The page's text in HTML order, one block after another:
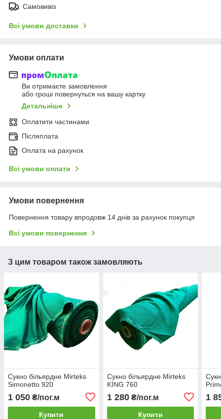
Самовивіз
Всі умови доставки
Умови оплати
Ви отримаєте замовлення
або гроші повернуться на вашу картку
Детальніше
Оплатити частинами
Післяплата
Оплата на рахунок
Всі умови оплати
Умови повернення
Повернення товару впродовж 14 днів за рахунок покупця
Всі умови повернення
З цим товаром також замовляють
Сукно більярдне Mirteks
Simonetto 920
1 050 ₴/пог.м
Купити
Сукно більярдне Mirteks
KING 760
1 280₴/пог.м
Купити
1